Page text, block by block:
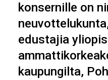
konsernille on
edustajia
kaupungilta,